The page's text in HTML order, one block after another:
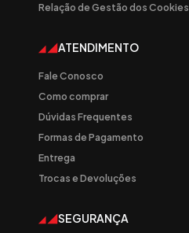
Relação de Gestão dos Cookies
ATENDIMENTO
Fale Conosco
Como comprar
Dúvidas Frequentes
Formas de Pagamento
Entrega
Trocas e Devoluções
SEGURANÇA